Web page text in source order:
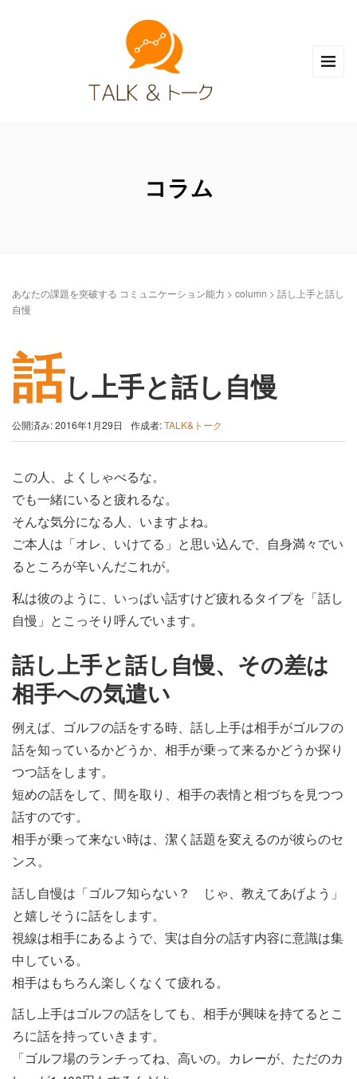
コラム
あなたの課題を突破する コミュニケーション能力 > column > 話し上手と話し
自慢
話し上手と話し自慢
公開済み: 2016年1月29日 作成者:TALK&トーク
この人、よくしゃべるな。
でも一緒にいると疲れるな。
そんな気分になる人、いますよね。
ご本人は「オレ、いけてる」と思い込んで、自身満々でい
るところが辛いんだこれが。
私は彼のように、いっぱい話すけど疲れるタイプを「話し
自慢」とこっそり呼んでいます。
話し上手と話し自慢、その差は
相手への気遣い
例えば、ゴルフの話をする時、話し上手は相手がゴルフの
話を知っているかどうか、相手が乗って来るかどうか探り
つつ話をします。
短めの話をして、間を取り、相手の表情と相づちを見つつ
話すのです。
相手が乗って来ない時は、潔く話題を変えるのが彼らのセ
ンス。
話し自慢は「ゴルフ知らない？ じゃ、教えてあげよう」
と嬉しそうに話をします。
視線は相手にあるようで、実は自分の話す内容に意識は集
中している。
相手はもちろん楽しくなくて疲れる。
話し上手はゴルフの話をしても、相手が興味を持てるとこ
ろに話を持っていきます。
「ゴルフ場のランチってね、高いの。カレーが、ただのカ